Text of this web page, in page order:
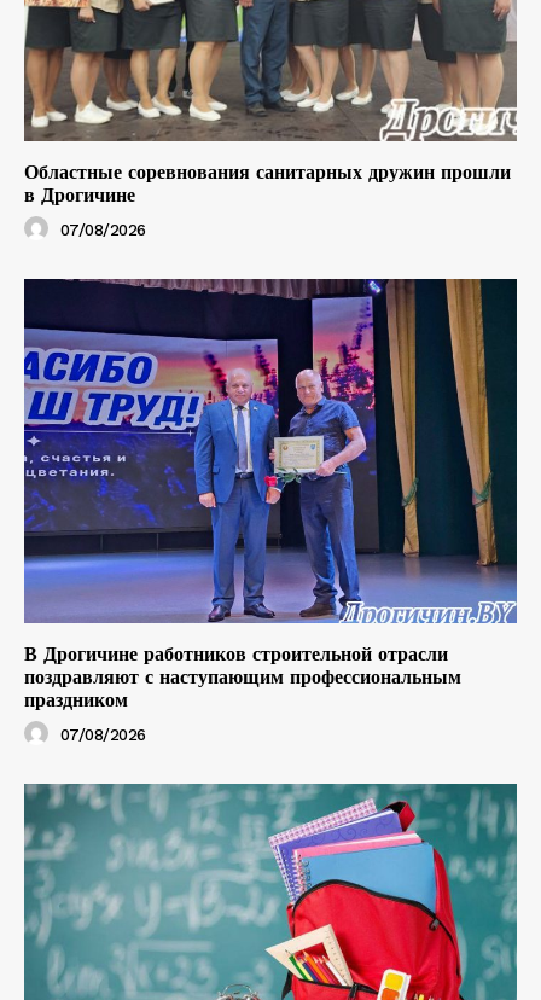
Областные соревнования санитарных дружин прошли
в Дрогичине
07/08/2026
В Дрогичине работников строительной отрасли
поздравляют с наступающим профессиональным
праздником
07/08/2026